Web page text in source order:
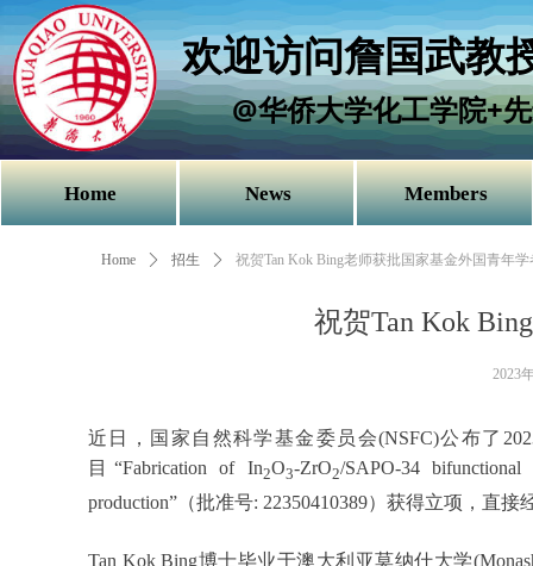
Home News Members
欢迎访问詹国武教
@华侨大学化工学院+
祝贺Tan Kok
Home ꄲ 招生 ꄲ 祝贺Tan Kok Bing老师获批国家基金外国青年
近日，国家自然科学基金委员会(NSFC)公布了
目“Fabrication of In2O3-ZrO2/SAPO-34
production” （批准号: 22350410389）获得立项，直接
Tan Kok Bing博士毕业于澳大利亚莫纳什大学
2023